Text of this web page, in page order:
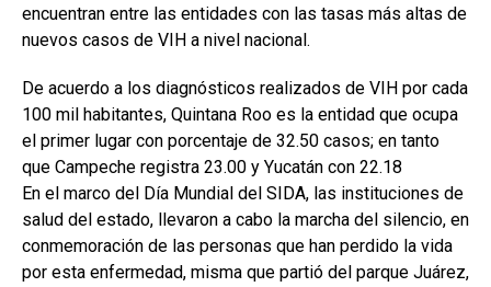
encuentran entre las entidades con las tasas más altas de
nuevos casos de VIH a nivel nacional.
De acuerdo a los diagnósticos realizados de VIH por cada
100 mil habitantes, Quintana Roo es la entidad que ocupa
el primer lugar con porcentaje de 32.50 casos; en tanto
que Campeche registra 23.00 y Yucatán con 22.18
En el marco del Día Mundial del SIDA, las instituciones de
salud del estado, llevaron a cabo la marcha del silencio, en
conmemoración de las personas que han perdido la vida
por esta enfermedad, misma que partió del parque Juárez,